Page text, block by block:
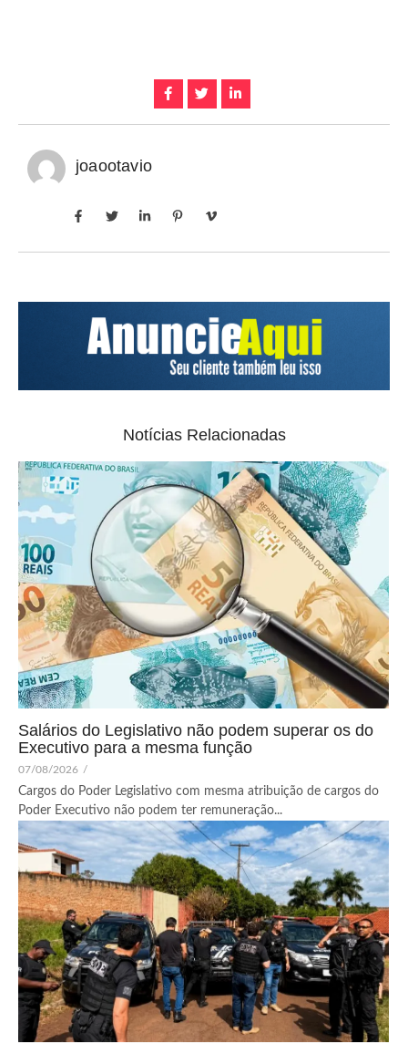
joaootavio
Notícias Relacionadas
Salários do Legislativo não podem superar os do
Executivo para a mesma função
07/08/2026 /
Cargos do Poder Legislativo com mesma atribuição de cargos do
Poder Executivo não podem ter remuneração...